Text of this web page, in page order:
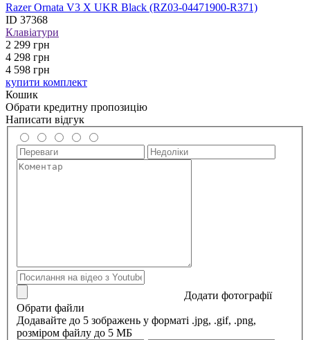
Razer Ornata V3 X UKR Black (RZ03-04471900-R371)
ID 37368
Клавіатури
2 299 грн
4 298 грн
4 598 грн
купити комплект
Кошик
Обрати кредитну пропозицію
Написати відгук
Додати фотографії
Обрати файли
Додавайте до 5 зображень у форматі .jpg, .gif, .png,
розміром файлу до 5 МБ